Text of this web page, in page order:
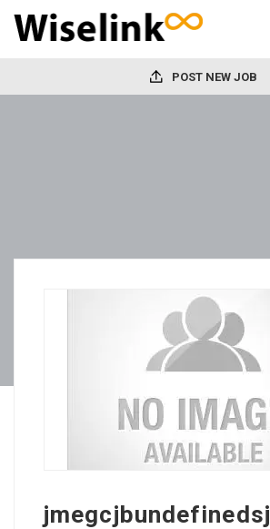
POST NEW JOB
jmegcjbundefinedsj